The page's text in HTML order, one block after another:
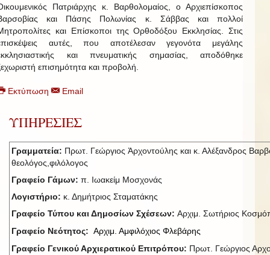
Πατριάρχης κ. Βαρθολομαίος, ο Αρχιεπίσκοπος
και Πάσης Πολωνίας κ. Σάββας και πολλοί
και Επίσκοποι της Ορθοδόξου Εκκλησίας. Στις
αυτές, που αποτέλεσαν γεγονότα μεγάλης
και πνευματικής σημασίας, αποδόθηκε
επισημότητα και προβολή.
Εκτύπωση Email
ΥΠΗΡΕΣΙΕΣ
Γραμματεία: Πρωτ. Γεώργιος Ἀρχοντούλης και κ. Αλέξανδρος
θεολόγος,φιλόλογος
Γραφείο Γάμων: π. Ιωακείμ Μοσχονάς
Λογιστήριο: κ. Δημήτριος Σταματάκης
Γραφείο Τύπου και Δημοσίων Σχέσεων: Αρχιμ. Σωτήριος
Γραφείο Νεότητος: Αρχιμ. Αμφιλόχιος Φλεβάρης
Γραφείο Γενικού Αρχιερατικού Επιτρόπου: Πρωτ. Γεώργιος